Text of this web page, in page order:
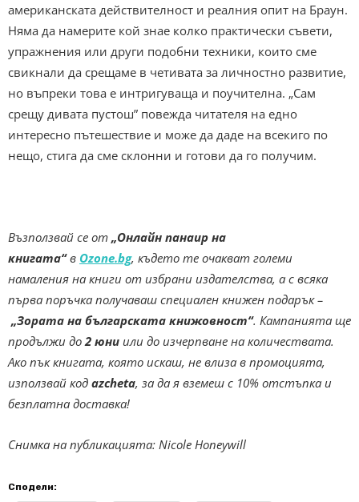
американската действителност и реалния опит на Браун.
Няма да намерите кой знае колко практически съвети,
упражнения или други подобни техники, които сме
свикнали да срещаме в четивата за личностно развитие,
но въпреки това е интригуваща и поучителна. „Сам
срещу дивата пустош” повежда читателя на едно
интересно пътешествие и може да даде на всекиго по
нещо, стига да сме склонни и готови да го получим.
Възползвай се от „Онлайн панаир на
книгата“в Ozone.bg, където те очакват големи
намаления на книги от избрани издателства, а с всяка
първа поръчка получаваш специален книжен подарък –
„Зората на българската книжовност“. Кампанията ще
продължи до 2 юни или до изчерпване на количествата.
Ако пък книгата, която искаш, не влиза в промоцията,
използвай код azcheta, за да я вземеш с 10% отстъпка и
безплатна доставка!
Снимка на публикацията: Nicole Honeywill
Сподели: